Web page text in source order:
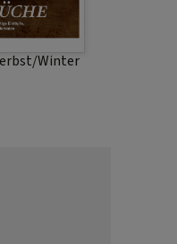
Winter